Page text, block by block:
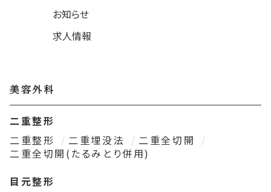
お知らせ
求人情報
美容外科
二重整形
二重整形
二重埋没法
二重全切開
二重全切開(たるみとり併用)
目元整形